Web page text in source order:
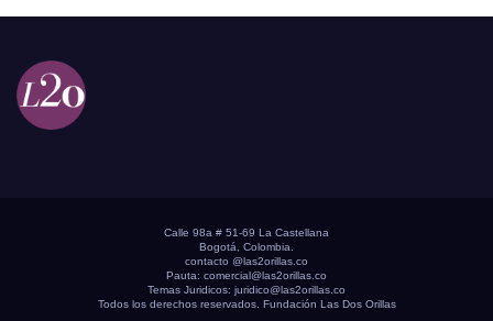
Calle 98a # 51-69 La Castellana
Bogotá, Colombia.
contacto @las2orillas.co
Pauta: comercial@las2orillas.co
Temas Juridicos: juridico@las2orillas.co
Todos los derechos reservados. Fundación Las Dos Orillas